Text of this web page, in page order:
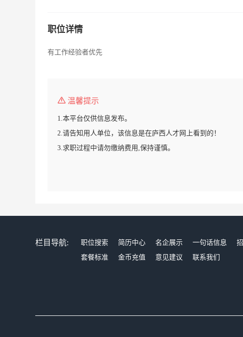
职位详情
有工作经验者优先
温馨提示
1.本平台仅供信息发布。
2.请告知用人单位，该信息是在庐西人才网上看到的！
3.求职过程中请勿缴纳费用,保持谨慎。
栏目导航: 职位搜索 简历中心 名企展示 一句话信息
套餐标准
金币充值 意见建议 联系我们